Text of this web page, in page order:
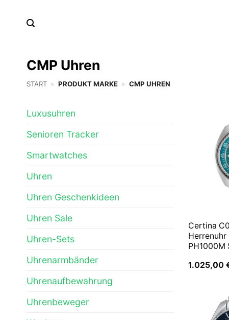
CMP Uhren
START » PRODUKT MARKE » CMP UHREN
Luxusuhren
Senioren Tracker
Smartwatches
Uhren
Uhren Geschenkideen
Uhren Sale
Uhren-Sets
Uhrenarmbänder
Uhrenaufbewahrung
Uhrenbeweger
Certina
Herrenuhr
PH1000M
1.025,00